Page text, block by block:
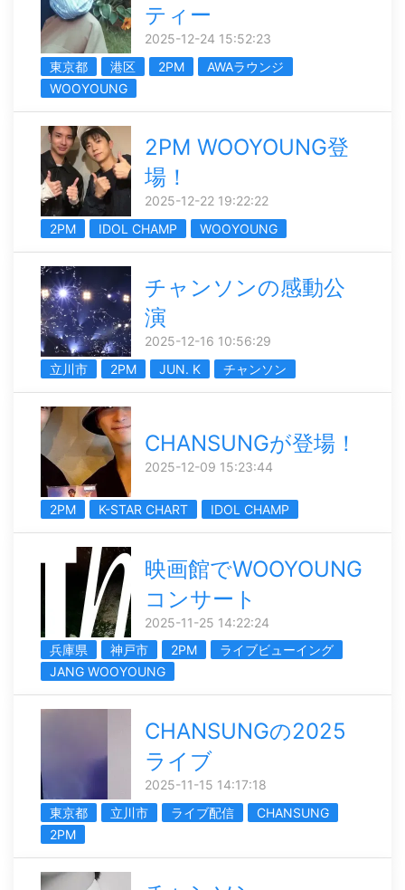
ティー
2025-12-24 15:52:23
東京都
港区 2PM
AWAラウンジ
WOOYOUNG
2PM WOOYOUNG登
場！
2025-12-22 19:22:22
2PM
IDOL CHAMP WOOYOUNG
チャンソンの感動公
演
2025-12-16 10:56:29
立川市
2PM JUN. K チャンソン
CHANSUNGが登場！
2025-12-09 15:23:44
2PM K-STAR CHART IDOL CHAMP
映画館でWOOYOUNG
コンサート
2025-11-25 14:22:24
兵庫県
神戸市 2PM
ライブビューイング
JANG WOOYOUNG
CHANSUNGの2025
ライブ
2025-11-15 14:17:18
東京都
立川市 ライブ配信
CHANSUNG
2PM